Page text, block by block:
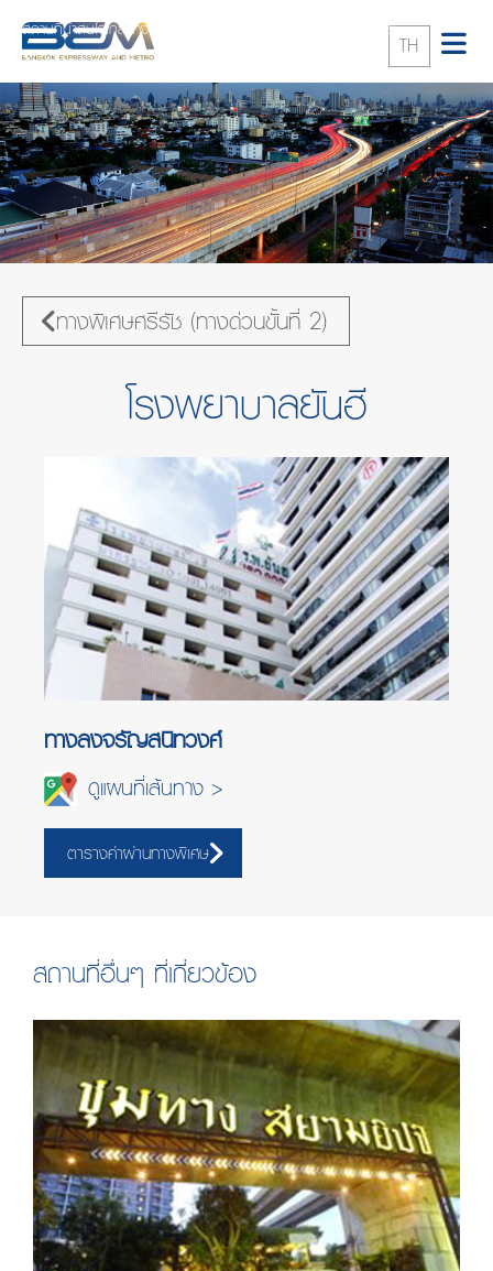
TH
สถานที่น่าสนใจใกล้ทางพิเศษ
ทางพิเศษศรีรัช (ทางด่วนขั้นที่ 2)
โรงพยาบาลยันฮี
ทางพิเศษศรีรัช (ทางด่วนขั้นที่ 2)
โรงพยาบาลยันฮี
ทางลงจรัญสนิทวงศ์
ดูแผนที่เส้นทาง >
ตารางค่าผ่านทางพิเศษ
สถานที่อื่นๆ ที่เกี่ยวข้อง